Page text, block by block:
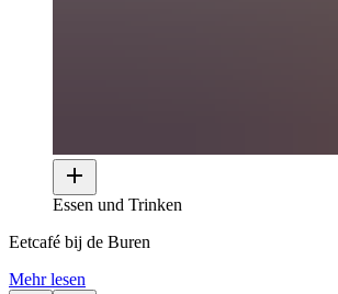
Essen und Trinken
Eetcafé bij de Buren
Mehr lesen